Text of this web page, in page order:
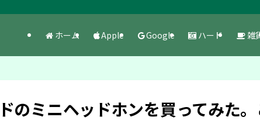
ホーム Apple Google ハード 雑
のミニヘッドホンを買ってみた。